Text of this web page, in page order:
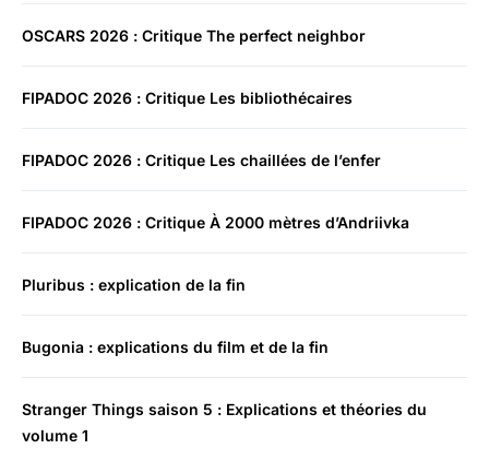
OSCARS 2026 : Critique The perfect neighbor
FIPADOC 2026 : Critique Les bibliothécaires
FIPADOC 2026 : Critique Les chaillées de l’enfer
FIPADOC 2026 : Critique À 2000 mètres d’Andriivka
Pluribus : explication de la fin
Bugonia : explications du film et de la fin
Stranger Things saison 5 : Explications et théories du
volume 1